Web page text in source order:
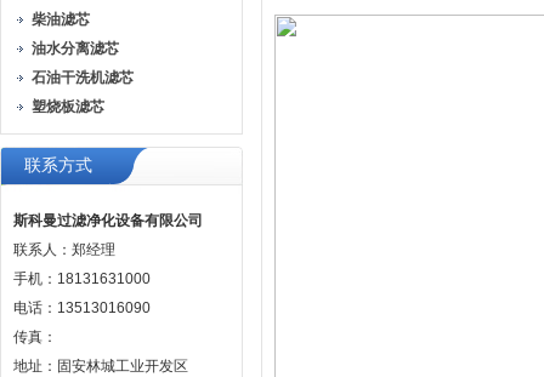
柴油滤芯
油水分离滤芯
石油干洗机滤芯
塑烧板滤芯
联系方式
斯科曼过滤净化设备有限公司
联系人：郑经理
手机：18131631000
电话：13513016090
传真：
地址：固安林城工业开发区